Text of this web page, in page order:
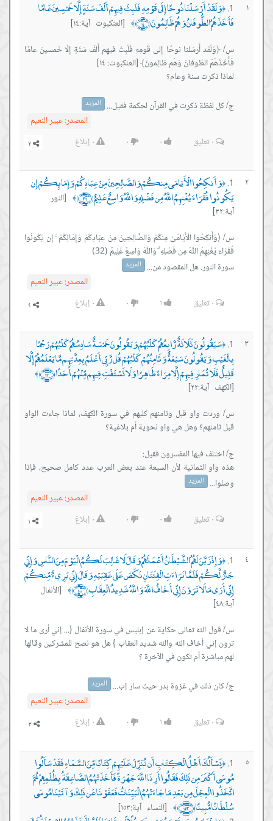
١ ﴿وَلَقَدْ أَرْسَلْنَا نُوحًا إِلَى قَوْمِهِ فَلَبِثَ فِيهِمْ أَلْفَ سَنَةٍ إِلَّا خَمْسِينَ عَامًا
فَأَخَذَهُمُ الطُّوفَانُ وَهُمْ ظَالِمُونَ ﴿١٤﴾ ﴾
[العنكبوت آية:١٤]
س/ ﴿وَلَقَد أَرسَلنا نوحًا إِلى قَومِهِ فَلَبِثَ فيهِم أَلفَ سَنَةٍ إِلّا خَمسينَ عامًا
ج/ كل لفظة ذكرت في القرآن لحكمة فقيل... المزيد
المصدر:عبير النعيم
٠تعليق ٠ ٠ ٠ إبلاغ
٢ ﴿وَأَنكِحُوا الْأَيَامَى مِنكُمْ وَالصَّالِحِينَ مِنْ عِبَادِكُمْ وَإِمَائِكُمْ إِن
يَكُونُوا فُقَرَاءَ يُغْنِهِمُ اللَّهُ مِن فَضْلِهِ وَاللَّهُ وَاسِعٌ عَلِيمٌ ﴿٣٢﴾ ﴾
[النور
آية:٣٢]
س/ (وَأَنكِحُوا الْأَيَامَىٰ مِنكُمْ وَالصَّالِحِينَ مِنْ عِبَادِكُمْ وَإِمَائِكُمْ ۚ إِن يَكُونُوا
سورة النور. هل المقصود من... المزيد
المصدر:عبير النعيم
٠تعليق ١ ٠ ٠ إبلاغ
٣ ﴿سَيَقُولُونَ ثَلَاثَةٌ رَّابِعُهُمْ كَلْبُهُمْ وَيَقُولُونَ خَمْسَةٌ سَادِسُهُمْ كَلْبُهُمْ رَجْمًا
بِالْغَيْبِ وَيَقُولُونَ سَبْعَةٌ وَثَامِنُهُمْ كَلْبُهُمْ قُل رَّبِّي أَعْلَمُ بِعِدَّتِهِم مَّا يَعْلَمُهُمْ إِلَّا
قَلِيلٌ فَلَا تُمَارِ فِيهِمْ إِلَّا مِرَاءً ظَاهِرًا وَلَا تَسْتَفْتِ فِيهِم مِّنْهُمْ أَحَدًا ﴿٢٢﴾ ﴾
[الكهف آية:٢٢]
س/ وردت واو قبل وثامنهم كلبهم في سورة الكهف، لماذا جاءت الواو
هذه واو الثمانية لأن السبعة عند بعض العرب عدد كامل صحيح، فإذا
وصلوا... المزيد
المصدر:عبير النعيم
٠تعليق ٠ ٠ ٠ إبلاغ
٤ ﴿وَإِذْ زَيَّنَ لَهُمُ الشَّيْطَانُ أَعْمَالَهُمْ وَقَالَ لَا غَالِبَ لَكُمُ الْيَوْمَ مِنَ النَّاسِ وَإِنِّي
جَارٌ لَّكُمْ فَلَمَّا تَرَاءَتِ الْفِئَتَانِ نَكَصَ عَلَى عَقِبَيْهِ وَقَالَ إِنِّي بَرِيءٌ مِّنكُمْ
إِنِّي أَرَى مَا لَا تَرَوْنَ إِنِّي أَخَافُ اللَّهَ وَاللَّهُ شَدِيدُ الْعِقَابِ ﴿٤٨﴾ ﴾
[الأنفال
آية:٤٨]
س/ قول الله تعالى حكاية عن إبليس في سورة الأنفال {... إني أرى ما لا
ترون إني أخاف الله والله شديد العقاب } هل هو نصح للمشركين وقالها
ج/ كان ذلك في غزوة بدر حيث سار إب... المزيد
المصدر:عبير النعيم
٠تعليق ١ ٠ ٠ إبلاغ
٥ ﴿يَسْأَلُكَ أَهْلُ الْكِتَابِ أَن تُنَزِّلَ عَلَيْهِمْ كِتَابًا مِّنَ السَّمَاءِ فَقَدْ سَأَلُوا
مُوسَى أَكْبَرَ مِن ذَلِكَ فَقَالُوا أَرِنَا اللَّهَ جَهْرَةً فَأَخَذَتْهُمُ الصَّاعِقَةُ بِظُلْمِهِمْ ثُمَّ
اتَّخَذُوا الْعِجْلَ مِن بَعْدِ مَا جَاءَتْهُمُ الْبَيِّنَاتُ فَعَفَوْنَا عَن ذَلِكَ وَآتَيْنَا مُوسَى
سُلْطَانًا مُّبِينًا ﴿١٥٣﴾ ﴾ [النساء آية:١٥٣]